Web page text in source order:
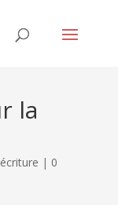
la
| 0